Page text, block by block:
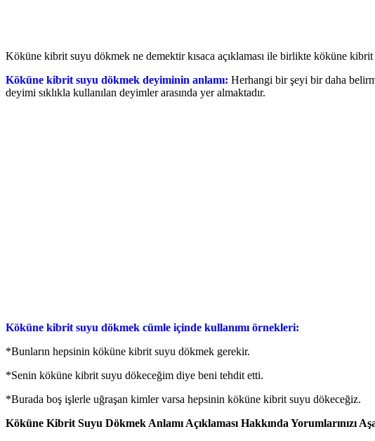
Köküne kibrit suyu dökmek ne demektir kısaca açıklaması ile birlikte köküne
Köküne kibrit suyu dökmek deyiminin anlamı: Herhangi bir şeyi bir daha
deyimi sıklıkla kullanılan deyimler arasında yer almaktadır.
Köküne kibrit suyu dökmek cümle içinde kullanımı örnekleri:
*Bunların hepsinin köküne kibrit suyu dökmek gerekir.
*Senin köküne kibrit suyu dökeceğim diye beni tehdit etti.
*Burada boş işlerle uğraşan kimler varsa hepsinin köküne kibrit suyu dökeceğiz.
Köküne Kibrit Suyu Dökmek Anlamı Açıklaması Hakkında Yorumlarınızı